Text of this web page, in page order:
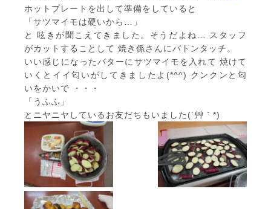
ホットプレートを出して準備をしていると
「サツマイモは硬いから…」
と 呟きが聞こえてきました。そうだよね… スタッフ
がカットすることして 焼き係さんにバトンタッチ。
いい感じになったバターにサツマイモを入れて 焼けて
いくとイイ匂いがしてきましたよ(*^^) クンクンと匂
いをかいで ・・・
「うふふ」
とニヤニヤしているお友だちもいました(´艸｀*)